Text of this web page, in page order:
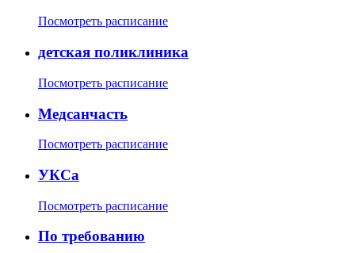
Посмотреть расписание
детская поликлиника
Посмотреть расписание
Медсанчасть
Посмотреть расписание
УКСа
Посмотреть расписание
По требованию